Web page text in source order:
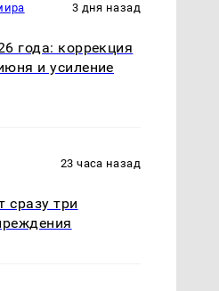
3 дня назад
года: коррекция
и усиление
23 часа назад
сразу три